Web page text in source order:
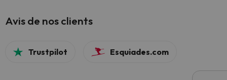
Avis de nos clients
Trustpilot Esquiades.com